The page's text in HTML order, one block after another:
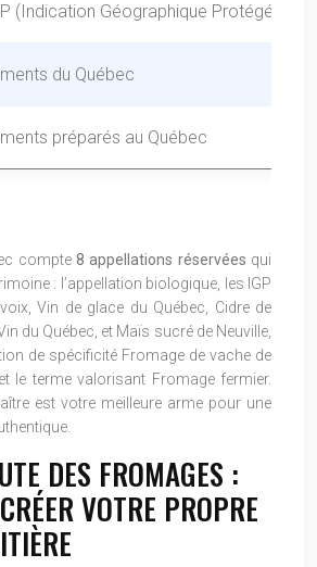
(Indication Géographique Protégée)
du Québec
préparés au Québec
compte 8 appellations réservées qui
: l’appellation biologique, les IGP
Vin de glace du Québec, Cidre de
du Québec, et Maïs sucré de Neuville,
de spécificité Fromage de vache de
le terme valorisant Fromage fermier.
est votre meilleure arme pour une
DES FROMAGES :
VOTRE PROPRE